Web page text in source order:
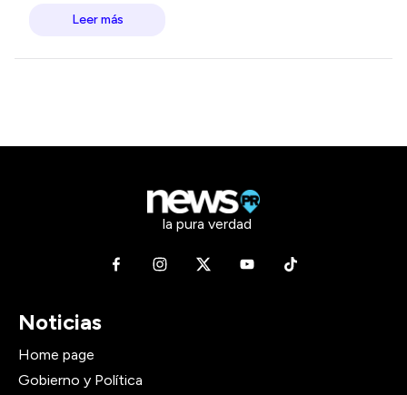
Leer más
la pura verdad
Noticias
Home page
Gobierno y Política